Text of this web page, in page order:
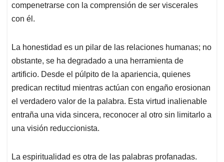
compenetrarse con la comprensión de ser viscerales
con él.
La honestidad es un pilar de las relaciones humanas; no
obstante, se ha degradado a una herramienta de
artificio. Desde el púlpito de la apariencia, quienes
predican rectitud mientras actúan con engaño erosionan
el verdadero valor de la palabra. Esta virtud inalienable
entraña una vida sincera, reconocer al otro sin limitarlo a
una visión reduccionista.
La espiritualidad es otra de las palabras profanadas.